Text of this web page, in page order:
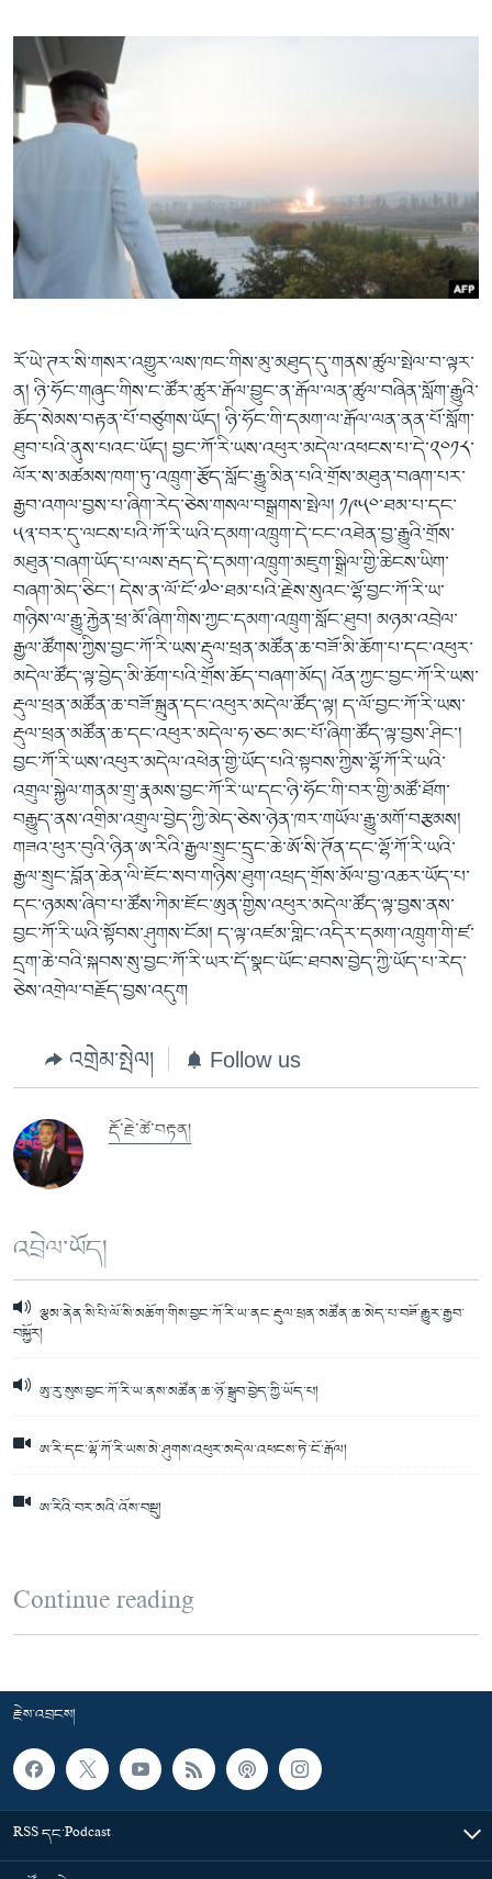
རོ་ཡེ་ཊར་སི་གསར་འགྱུར་ལས་ཁང་གིས་མུ་མཐུད་དུ་གནས་ཚུལ་སྤེལ་བ་ལྟར་
ན། ཉི་ཧོང་གཞུང་གིས་ང་ཚོར་ཚུར་རྒོལ་བྱུང་ན་རྒོལ་ལན་ཚུལ་བཞིན་སློག་རྒྱུའི་
ཆོད་སེམས་བརྟན་པོ་བཙུགས་ཡོད། ཉི་ཧོང་གི་དམག་ལ་རྒོལ་ལན་ནན་པོ་སློག་
ཐུབ་པའི་ནུས་པའང་ཡོད། བྱང་ཀོ་རི་ཡས་འཕུར་མདེལ་འཕངས་པ་དེ་༢༠༡༨་
ལོར་ས་མཚམས་ཁག་ཏུ་འཁྲུག་རྩོད་སློང་རྒྱུ་མིན་པའི་གྲོས་མཐུན་བཞག་པར་
རྒྱབ་འགལ་བྱས་པ་ཞིག་རེད་ཅེས་གསལ་བསྒྲགས་སྤེལ། ༡༩༥༠་ཐམ་པ་དང་
༥༣་བར་དུ་ལངས་པའི་ཀོ་རི་ཡའི་དམག་འཁྲུག་དེ་ངང་འཐེན་བྱ་རྒྱུའི་གྲོས་
མཐུན་བཞག་ཡོད་པ་ལས་རྦད་དེ་དམག་འཁྲུག་མཇུག་སྒྲིལ་གྱི་ཆིངས་ཡིག་
བཞག་མེད་ཅིང་། དེས་ན་ལོ་ངོ་༧༠་ཐམ་པའི་རྗེས་སུའང་ལྷོ་བྱང་ཀོ་རི་ཡ་
གཉིས་ལ་རྒྱུ་རྐྱེན་ཕྲ་མོ་ཞིག་གིས་ཀྱང་དམག་འཁྲུག་སློང་ཐུབ། མཉམ་འབྲེལ་
རྒྱལ་ཚོགས་ཀྱིས་བྱང་ཀོ་རི་ཡས་རྡུལ་ཕྲན་མཚོན་ཆ་བཟོ་མི་ཆོག་པ་དང་འཕུར་
མདེལ་ཚོད་ལྟ་བྱེད་མི་ཆོག་པའི་གྲོས་ཆོད་བཞག་མོད། འོན་ཀྱང་བྱང་ཀོ་རི་ཡས་
རྡུལ་ཕྲན་མཚོན་ཆ་བཟོ་སྐྲུན་དང་འཕུར་མདེལ་ཚོད་ལྟ། ད་ལོ་བྱང་ཀོ་རི་ཡས་
རྡུལ་ཕྲན་མཚོན་ཆ་དང་འཕུར་མདེལ་ཧ་ཅང་མང་པོ་ཞིག་ཚོད་ལྟ་བྱས་ཤིང་།
བྱང་ཀོ་རི་ཡས་འཕུར་མདེལ་འཕེན་གྱི་ཡོད་པའི་སྟབས་ཀྱིས་ལྷོ་ཀོ་རི་ཡའི་
འགྲུལ་སྐྱེལ་གནམ་གྲུ་རྣམས་བྱང་ཀོ་རི་ཡ་དང་ཉི་ཧོང་གི་བར་གྱི་མཚོ་ཐོག་
བརྒྱུད་ནས་འགྲིམ་འགྲུལ་བྱེད་ཀྱི་མེད་ཅེས་ཉེན་ཁར་གཡོལ་རྒྱུ་མགོ་བརྩམས།
གཟའ་ཕུར་བུའི་ཉིན་ཨ་རིའི་རྒྱལ་སྲུང་དྲུང་ཆེ་ཨོ་སི་ཊོན་དང་ལྷོ་ཀོ་རི་ཡའི་
རྒྱལ་སྲུང་བློན་ཆེན་ལི་ཇོང་སབ་གཉིས་ཐུག་འཕྲད་གྲོས་མོལ་བྱ་འཆར་ཡོད་པ་
དང་ཉམས་ཞིབ་པ་ཚོས་ཀིམ་ཇོང་ཨུན་གྱིས་འཕུར་མདེལ་ཚོད་ལྟ་བྱས་ནས་
བྱང་ཀོ་རི་ཡའི་སྟོབས་ཤུགས་ངོམ། ད་ལྟ་འཛམ་གླིང་འདིར་དམག་འཁྲུག་གི་ཛ་
དྲག་ཆེ་བའི་སྐབས་སུ་བྱང་ཀོ་རི་ཡར་དོ་སྣང་ཡོང་ཐབས་བྱེད་ཀྱི་ཡོད་པ་རེད་
ཅེས་འགྲེལ་བརྗོད་བྱས་འདུག
འགྲེམ་སྤེལ། Follow us
རྡོ་རྗེ་ཚེ་བརྟན།
འབྲེལ་ཡོད།
ལྕམ་ནེན་སི་པི་ལོ་སི་མཆོག་གིས་བྱང་ཀོ་རི་ཡ་ནང་རྡུལ་ཕྲན་མཚོན་ཆ་མེད་པ་བཟོ་རྒྱུར་རྒྱབ་
བསྐྱོར།
ཨུ་རུ་སུས་བྱང་ཀོ་རི་ཡ་ནས་མཚོན་ཆ་ཉོ་སྒྲུབ་བྱེད་ཀྱི་ཡོད་པ།
ཨ་རི་དང་ལྷོ་ཀོ་རི་ཡས་མེ་ཤུགས་འཕུར་མདེལ་འཕངས་ཏེ་ངོ་རྒོལ།
ཨ་རིའི་བར་མའི་འོས་བསྡུ།
Continue reading
རྗེས་འབྲངས།
RSS དང་Podcast